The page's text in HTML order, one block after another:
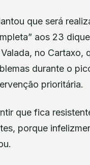
que será
aos 23
no Cartaxo,
durante o
prioritária.
que fica
porque